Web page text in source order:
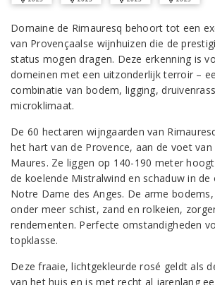
Domaine de Rimauresq behoort tot een
van Provençaalse wijnhuizen die de
status mogen dragen. Deze erkenning is
domeinen met een uitzonderlijk terroir –
combinatie van bodem, ligging,
microklimaat.
De 60 hectaren wijngaarden van
het hart van de Provence, aan de voet
Maures. Ze liggen op 140-190 meter
de koelende Mistralwind en schaduw in de
Notre Dame des Anges. De arme
onder meer schist, zand en rolkeien,
rendementen. Perfecte omstandigheden
topklasse.
Deze fraaie, lichtgekleurde rosé geldt als
van het huis en is met recht al jarenlang